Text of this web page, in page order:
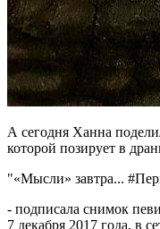
А сегодня Ханна
которой позирует в
"«Мысли» завтра...
- подписала снимок
7 декабря 2017 года, в